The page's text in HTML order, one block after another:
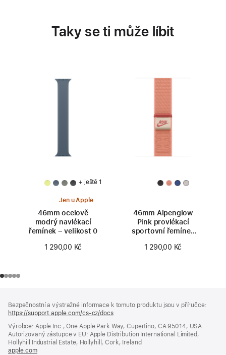
Taky se ti může líbit
+ ještě 1
Jen u Apple
46mm ocelově
modrý navlékací
řemínek – velikost 0
1 290,00 Kč
46mm Alpenglow
Pink provlékací
sportovní řemínek
1 290,00 Kč
Bezpečnostní a výstražné informace k tomuto produktu jsou v příručce:
https://support.apple.com/cs-cz/docs(otevře
v novém
okně)
Výrobce: Apple Inc., One Apple Park Way, Cupertino, CA 95014, USA
Autorizovaný zástupce v EU: Apple Distribution International Limited,
Hollyhill Industrial Estate, Hollyhill, Cork, Ireland
apple.com(otevře